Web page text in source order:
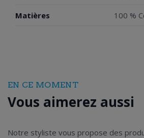
Matières 100 %
EN CE MOMENT
Vous aimerez aussi
Notre styliste vous propose des